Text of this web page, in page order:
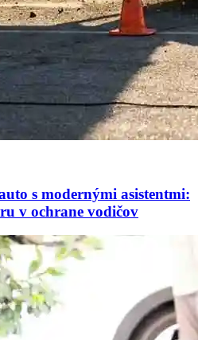
s modernými asistentmi:
v ochrane vodičov